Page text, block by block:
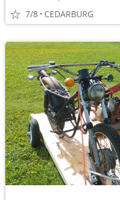
7/8 CEDARBURG